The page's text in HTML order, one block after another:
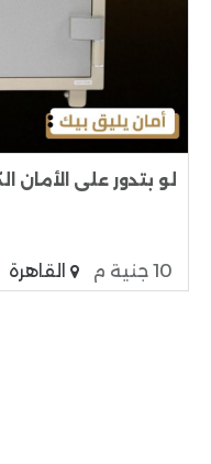
لو بتدور على الأمان
10 جنية م القاهرة